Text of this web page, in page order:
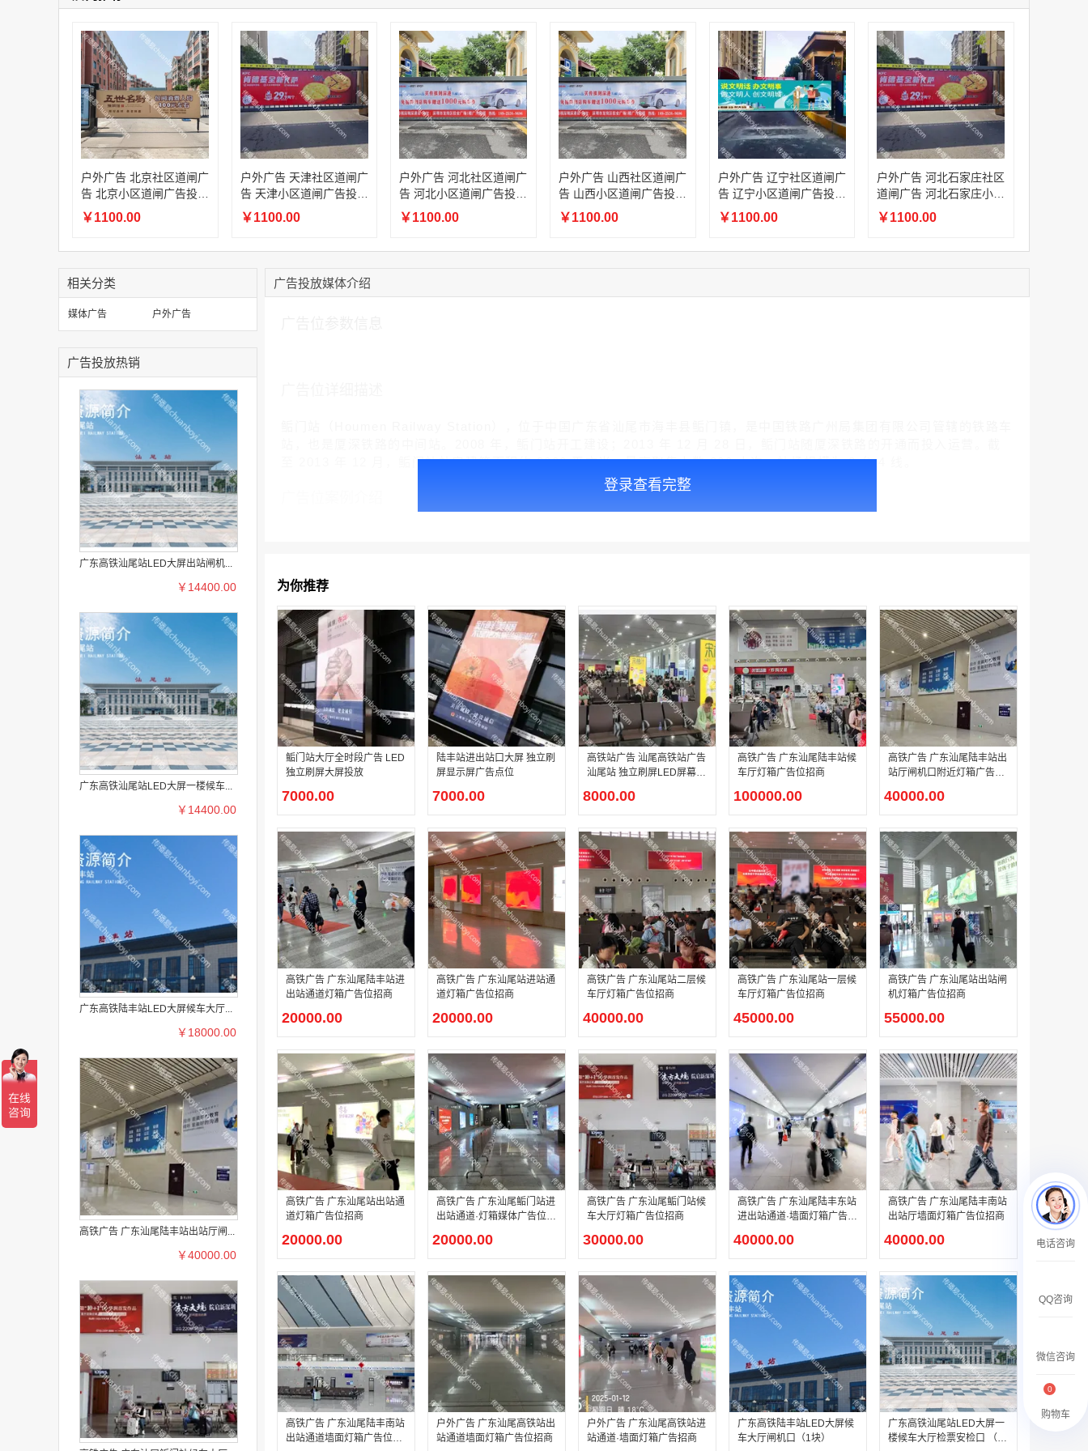
15:42:33 158****0746 联系了该媒体所在商家
13:59:39 189****2617 联系了该媒体所在商家
12:40:20 177****7961 联系了该媒体所在商家
￥27600.00
香港双层巴士车身广告（含车顶）
￥77000.00
户外广告 天津社区道闸广告 天津小区道闸广告投放价格
￥1100.00
户外广告 河北社区道闸广告 河北小区道闸广告投放价格
￥1100.00
香港有轨双层旅游巴士车身广告
￥25300.00
香港签名广告有轨双层巴士车身广告
￥27600.00
户外广告 北京社区道闸广
告 北京小区道闸广告投放
价格
￥1100.00
户外广告 天津社区道闸广
告 天津小区道闸广告投放
价格
￥1100.00
户外广告 河北社区道闸广
告 河北小区道闸广告投放
价格
￥1100.00
户外广告 山西社区道闸广
告 山西小区道闸广告投放
价格
￥1100.00
户外广告 辽宁社区道闸广
告 辽宁小区道闸广告投放
价格
￥1100.00
户外广告 河北石家庄社区
道闸广告 河北石家庄小区
道闸广告投放价格
￥1100.00
相关分类
媒体广告 户外广告
广告投放热销
广东高铁汕尾站LED大屏出站闸机...
￥14400.00
广东高铁汕尾站LED大屏一楼候车...
￥14400.00
广东高铁陆丰站LED大屏候车大厅...
￥18000.00
高铁广告 广东汕尾陆丰站出站厅闸...
￥40000.00
广告投放媒体介绍
至 2013 年 12 月，鲘门站站房建筑面积约 3000 平方米，最高聚集人数 800 人次；站场规模为 2 台 4 线。
登录查看完整
为你推荐
鲘门站大厅全时段广告 LED
独立刷屏大屏投放
7000.00
陆丰站进出站口大屏 独立刷
屏显示屏广告点位
7000.00
高铁站广告 汕尾高铁站广告
汕尾站 独立刷屏LED屏幕广
8000.00
高铁广告 广东汕尾陆丰站候
车厅灯箱广告位招商
100000.00
高铁广告 广东汕尾陆丰站出
站厅闸机口附近灯箱广告位
40000.00
高铁广告 广东汕尾陆丰站进
出站通道灯箱广告位招商
20000.00
高铁广告 广东汕尾站进站通
道灯箱广告位招商
20000.00
高铁广告 广东汕尾站二层候
车厅灯箱广告位招商
40000.00
高铁广告 广东汕尾站一层候
车厅灯箱广告位招商
45000.00
高铁广告 广东汕尾站出站闸
机灯箱广告位招商
55000.00
高铁广告 广东汕尾站出站通
道灯箱广告位招商
20000.00
高铁广告 广东汕尾鲘门站进
出站通道·灯箱媒体广告位招
20000.00
高铁广告 广东汕尾鲘门站候
车大厅灯箱广告位招商
30000.00
高铁广告 广东汕尾陆丰东站
进出站通道·墙面灯箱广告位
40000.00
高铁广告 广东汕尾陆丰南站
出站厅墙面灯箱广告位招商
40000.00
高铁广告 广东汕尾陆丰南站
出站通道墙面灯箱广告位招
户外广告 广东汕尾高铁站出
站通道墙面灯箱广告位招商
户外广告 广东汕尾高铁站进
站通道·墙面灯箱广告招商
广东高铁陆丰站LED大屏候
车大厅闸机口（1块）
广东高铁汕尾站LED大屏一
楼候车大厅检票安检口 （1
电话咨询
QQ咨询
微信咨询
购物车
0